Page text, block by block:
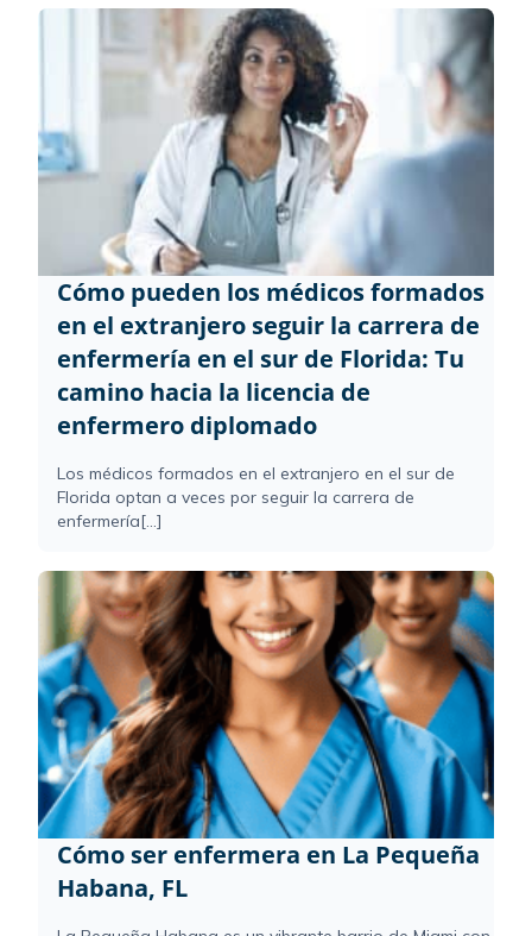
Cómo pueden los médicos formados
en el extranjero seguir la carrera de
enfermería en el sur de Florida: Tu
camino hacia la licencia de
enfermero diplomado
Los médicos formados en el extranjero en el sur de
Florida optan a veces por seguir la carrera de
enfermería[...]
Cómo ser enfermera en La Pequeña
Habana, FL